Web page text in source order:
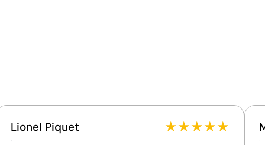
Bronze, se situant parmi les 35 % des meilleures
entreprises en matière de performance ESG.
Lionel Piquet
.
★★★★★
.